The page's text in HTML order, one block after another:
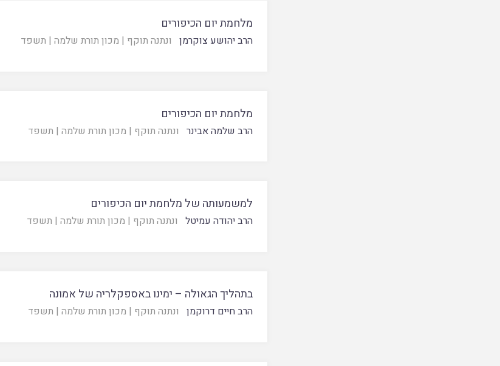
מלחמת יום הכיפורים
הרב יהושע צוקרמן ונתנה תוקף | מכון תורת שלמה | תשפד
מלחמת יום הכיפורים
הרב שלמה אבינר ונתנה תוקף | מכון תורת שלמה | תשפד
למשמעותה של מלחמת יום הכיפורים
הרב יהודה עמיטל ונתנה תוקף | מכון תורת שלמה | תשפד
בתהליך הגאולה – ימינו באספקלריה של אמונה
הרב חיים דרוקמן ונתנה תוקף | מכון תורת שלמה | תשפד